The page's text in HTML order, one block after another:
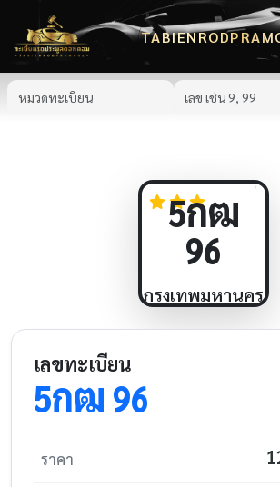
5กฒ
96
กรุงเทพมหานคร
เลขทะเบียน
5กฒ 96
ราคา